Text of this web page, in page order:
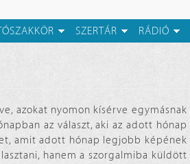
SZERTÁR RÁDIÓ
azokat nyomon kísérve egymásnak
az választ, aki az adott hónap
amit adott hónap legjobb képének
hanem a szorgalmiba küldött